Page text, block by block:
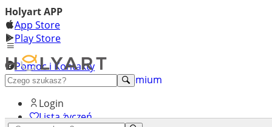
Holyart APP
App Store
Play Store
Pomoc i Kontakty
+48 222 922 860
Odkryj premium
Login
Lista życzeń